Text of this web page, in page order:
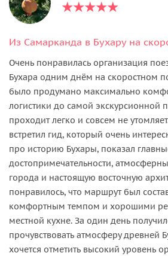
Очень понравилась организация
Бухара одним днём на скоростном
было продумано максимально
логистики до самой экскурсионной
проходит легко и совсем не
встретил гид, который очень
про историю Бухары, показал
достопримечательности,
города и настоящую восточную
понравилось, что маршрут был
комфортным темпом и хорошими
местной кухне. За один день
прочувствовать атмосферу древней
хочется отметить высокий уровень